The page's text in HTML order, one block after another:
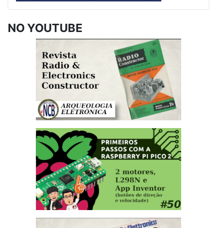
NO YOUTUBE